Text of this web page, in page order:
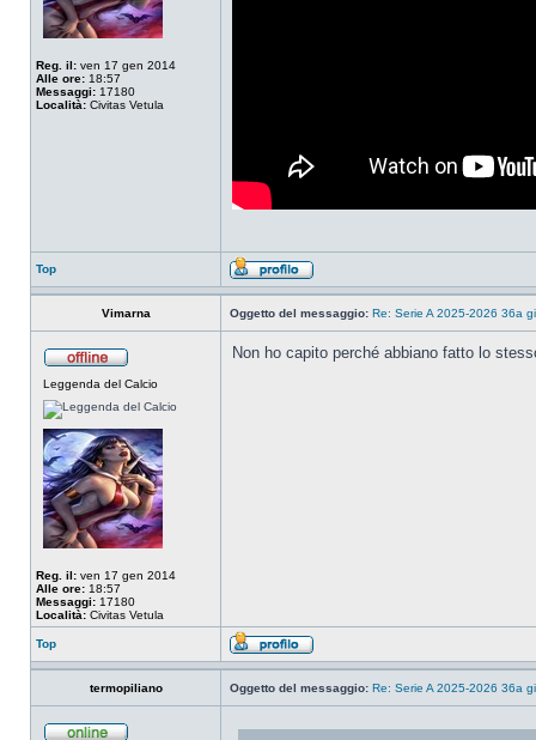
Reg. il: ven 17 gen 2014
Alle ore: 18:57
Messaggi: 17180
Località: Civitas Vetula
Top
Vimarna Oggetto del messaggio: Re: Serie A 2025-2026 36a
Leggenda del Calcio
Reg. il: ven 17 gen 2014
Alle ore: 18:57
Messaggi: 17180
Località: Civitas Vetula
Non ho capito perché abbiano fatto lo
Top
termopiliano Oggetto del messaggio: Re: Serie A 2025-2026 36a